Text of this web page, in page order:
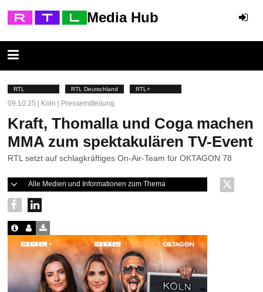
Media Hub
RTL RTL Deutschland RTL+
09.10.25 | Köln | Pressemitteilung
Kraft, Thomalla und Coga machen
MMA zum spektakulären TV-Event
RTL setzt auf schlagkräftiges On-Air-Team für OKTAGON 78
Alle Medien und Informationen zum Thema